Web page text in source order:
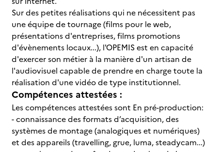
Sur des petites réalisations qui ne nécessitent pas
une équipe de tournage (films pour le web,
présentations d'entreprises, films promotions
d'évènements locaux...), l'OPEMIS est en capacité
d'exercer son métier à la manière d'un artisan de
l'audiovisuel capable de prendre en charge toute la
réalisation d'une vidéo de type institutionnel.
Compétences attestées :
Les compétences attestées sont En pré-production:
- connaissance des formats d’acquisition, des
systèmes de montage (analogiques et numériques)
et des appareils (travelling, grue, luma, steadycam...)